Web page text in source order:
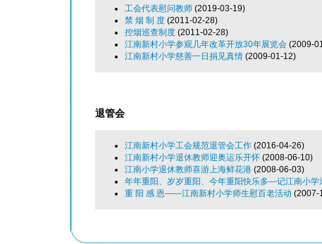
工会代表慰问教师 (2019-03-19)
禁 烟 制 度 (2011-02-28)
控烟巡查制度 (2011-02-28)
江南新村小学参观几年改革开放30年展览会 (2009-
江南新村小学慈善一日捐见真情 (2009-01-12)
退管会
江南新村小学工会规范退管会工作 (2016-04-26)
江南新村小学退休教师迎奥运乐开怀 (2008-06-10)
江南小学退休教师喜游上海鲜花港 (2008-06-03)
年年重阳、岁岁重阳、今年重阳快乐多—记江南小学
重 阳 感 恩——江南新村小学师生慰百老活动 (2007-